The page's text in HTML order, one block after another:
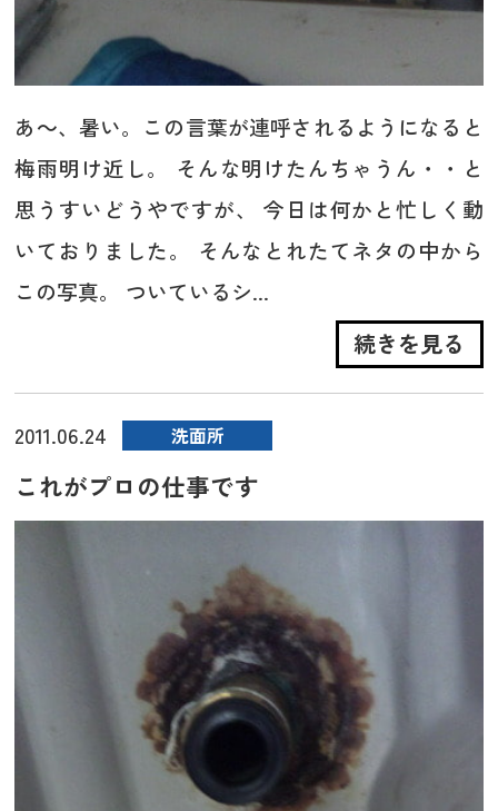
あ～、暑い。この言葉が連呼されるようになると
梅雨明け近し。 そんな明けたんちゃうん・・と
思うすいどうやですが、 今日は何かと忙しく動
いておりました。 そんなとれたてネタの中から
この写真。 ついているシ...
続きを見る
2011.06.24 洗面所
これがプロの仕事です